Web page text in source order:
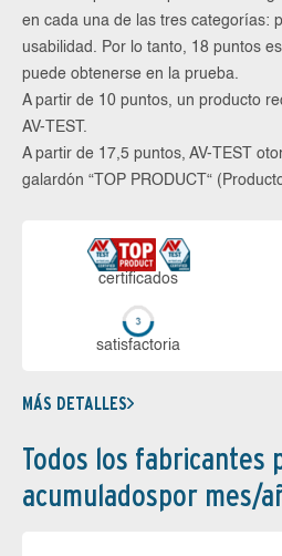
en cada una de las tres categorías:
usabilidad. Por lo tanto, 18 puntos
puede obtenerse en la prueba.
A partir de 10 puntos, un producto
AV-TEST.
A partir de 17,5 puntos, AV-TEST
galardón “TOP PRODUCT“
certi­ficados
sa­tis­fac­to­ria
MÁS DETALLES
Todos los fabricantes
acumuladospor mes/